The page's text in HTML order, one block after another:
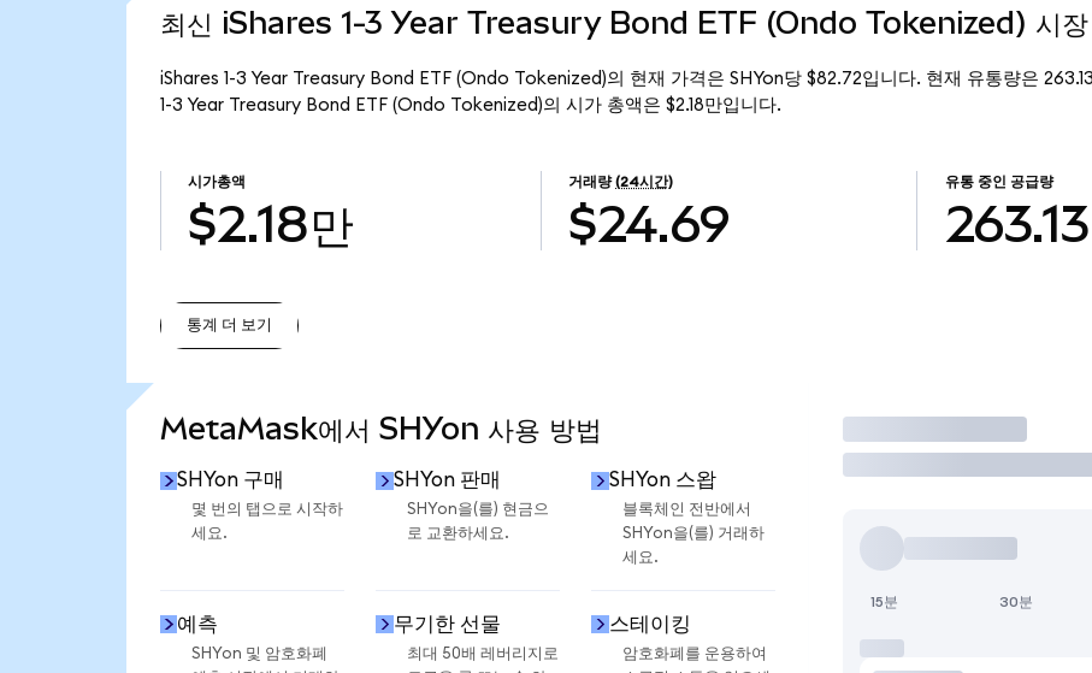
최신 iShares 1-3 Year Treasury Bond ETF (Ondo Tokenized) 시장
iShares 1-3 Year Treasury Bond ETF (Ondo Tokenized)의 현재 가격은 SHYon당 $82.72입니다. 현재 유통량은
1-3 Year Treasury Bond ETF (Ondo Tokenized)의 시가 총액은 $2.18만입니다.
시가총액
$2.18만
거래량 (24시간)
$24.69
유통 중인 공급량
263.13
통계 더 보기
MetaMask에서 SHYon 사용 방법
SHYon 구매
몇 번의 탭으로 시작하
세요.
SHYon 판매
SHYon을(를) 현금으
로 교환하세요.
SHYon 스왑
블록체인 전반에서
SHYon을(를) 거래하
세요.
예측
SHYon 및 암호화폐
무기한 선물
최대 50배 레버리지로
스테이킹
암호화폐를 운용하여
거래
15분 30분